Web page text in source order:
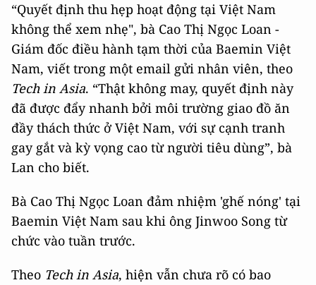
“Quyết định thu hẹp hoạt động tại Việt Nam
không thể xem nhẹ", bà Cao Thị Ngọc Loan -
Giám đốc điều hành tạm thời của Baemin Việt
Nam, viết trong một email gửi nhân viên, theo
Tech in Asia. “Thật không may, quyết định này
đã được đẩy nhanh bởi môi trường giao đồ ăn
đầy thách thức ở Việt Nam, với sự cạnh tranh
gay gắt và kỳ vọng cao từ người tiêu dùng”, bà
Lan cho biết.
Bà Cao Thị Ngọc Loan đảm nhiệm 'ghế nóng' tại
Baemin Việt Nam sau khi ông Jinwoo Song từ
chức vào tuần trước.
Theo Tech in Asia, hiện vẫn chưa rõ có bao